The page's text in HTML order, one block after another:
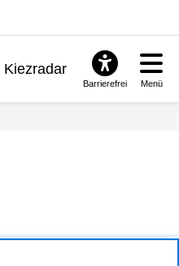
Kiezradar
Barrierefrei Menü